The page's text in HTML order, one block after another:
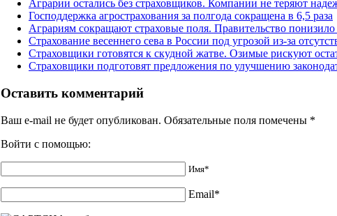
Аграрии остались без страховщиков. Компании не теряют
Господдержка агрострахования за полгода сокращена в 6,5 раза
Аграриям сокращают страховые поля. Правительство понизило
Страхование весеннего сева в России под угрозой из-за
Страховщики готовятся к скудной жатве. Озимые рискуют
Страховщики подготовят предложения по улучшению
Оставить комментарий
Ваш e-mail не будет опубликован. Обязательные поля помечены *
Войти с помощью:
Имя*
Email*